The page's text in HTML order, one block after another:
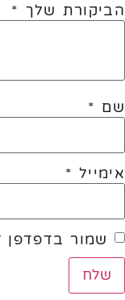
הביקורת שלך *
שם *
אימייל *
שמור